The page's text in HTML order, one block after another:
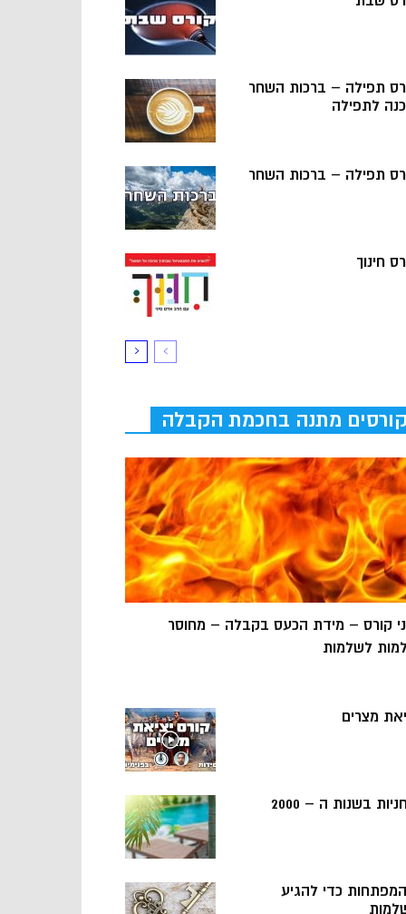
תפילה – ברכות השחר
לתפילה
תפילה – ברכות השחר
חינוך
קורסים מתנה בחכמת הקבלה
קורס – מידת הכעס בקבלה – מחוסר
לשלמות
מצרים
בשנות ה – 2000
5 המפתחות כדי להגיע